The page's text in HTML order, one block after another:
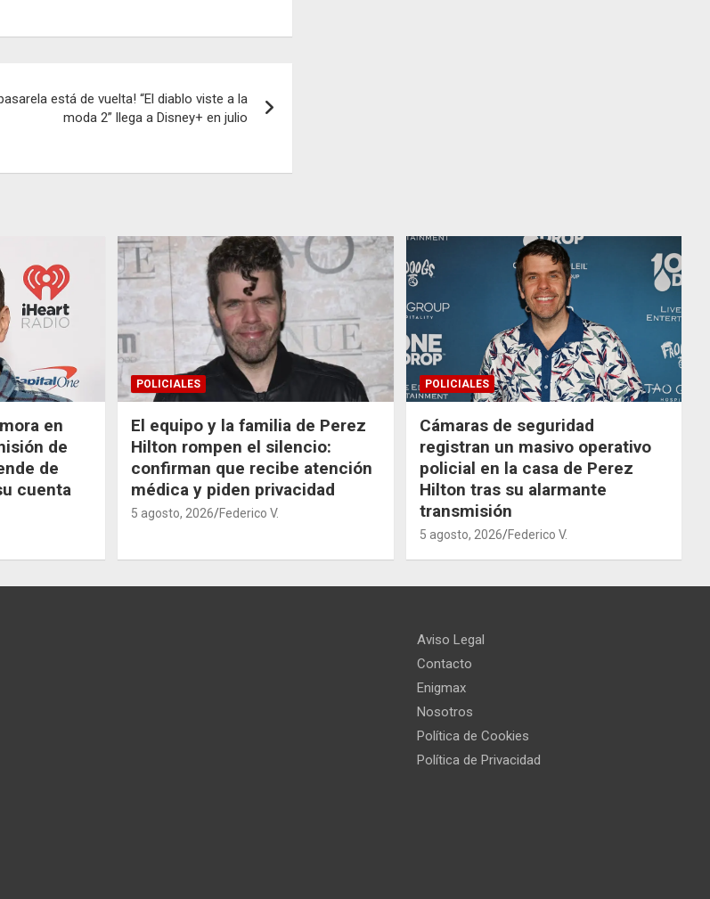
está de vuelta! “El diablo viste a la
moda 2” llega a Disney+ en julio
en
de
de
cuenta
POLICIALES
El equipo y la familia de Perez
Hilton rompen el silencio:
confirman que recibe atención
médica y piden privacidad
5 agosto, 2026 Federico V.
POLICIALES
Cámaras de seguridad
registran un masivo operativo
policial en la casa de Perez
Hilton tras su alarmante
transmisión
5 agosto, 2026 Federico V.
Aviso Legal
Contacto
Enigmax
Nosotros
Política de Cookies
Política de Privacidad